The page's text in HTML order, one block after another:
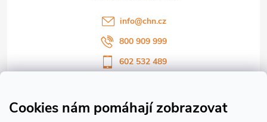
Cookies nám pomáhají zobrazovat
info@chn.cz
800 909 999
602 532 489
Sledujte náš vlog CHN_CZ